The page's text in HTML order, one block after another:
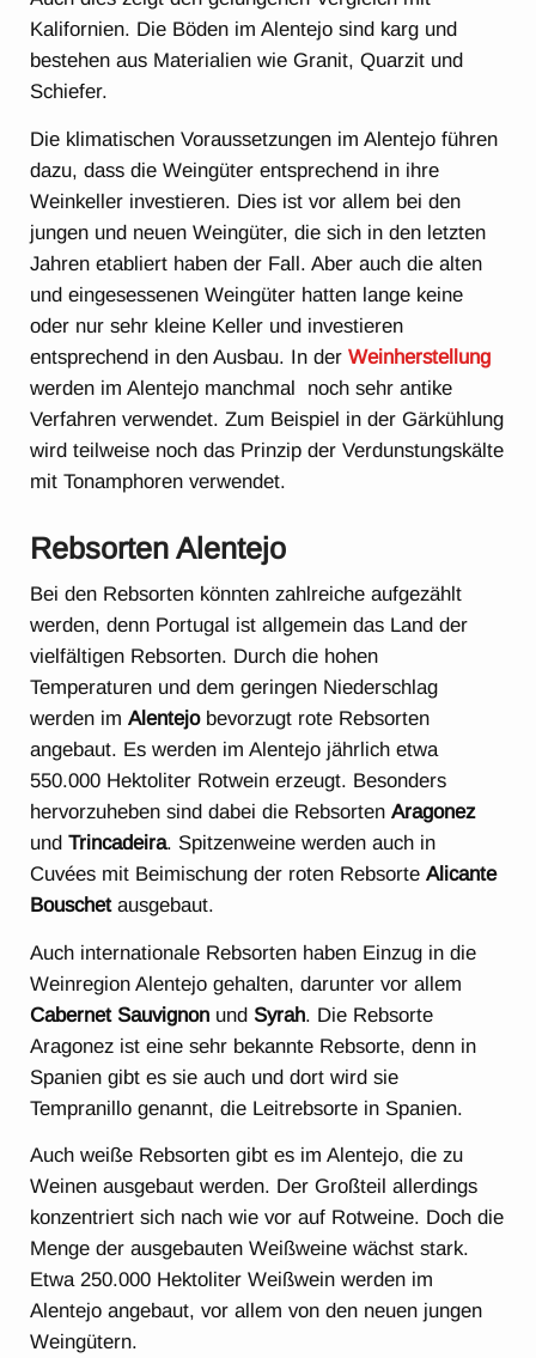
Kalifornien. Die Böden im Alentejo sind karg und
bestehen aus Materialien wie Granit, Quarzit und
Schiefer.
Die klimatischen Voraussetzungen im Alentejo führen
dazu, dass die Weingüter entsprechend in ihre
Weinkeller investieren. Dies ist vor allem bei den
jungen und neuen Weingüter, die sich in den letzten
Jahren etabliert haben der Fall. Aber auch die alten
und eingesessenen Weingüter hatten lange keine
oder nur sehr kleine Keller und investieren
entsprechend in den Ausbau. In derWeinherstellung
werden im Alentejo manchmal noch sehr antike
Verfahren verwendet. Zum Beispiel in der Gärkühlung
wird teilweise noch das Prinzip der Verdunstungskälte
mit Tonamphoren verwendet.
Rebsorten Alentejo
Bei den Rebsorten könnten zahlreiche aufgezählt
werden, denn Portugal ist allgemein das Land der
vielfältigen Rebsorten. Durch die hohen
Temperaturen und dem geringen Niederschlag
werden imAlentejobevorzugt rote Rebsorten
angebaut. Es werden im Alentejo jährlich etwa
550.000 Hektoliter Rotwein erzeugt. Besonders
hervorzuheben sind dabei die RebsortenAragonez
undTrincadeira. Spitzenweine werden auch in
Cuvées mit Beimischung der roten RebsorteAlicante
Bouschetausgebaut.
Auch internationale Rebsorten haben Einzug in die
Weinregion Alentejo gehalten, darunter vor allem
Cabernet Sauvignon und Syrah. Die Rebsorte
Aragonez ist eine sehr bekannte Rebsorte, denn in
Spanien gibt es sie auch und dort wird sie
Tempranillo genannt, die Leitrebsorte in Spanien.
Auch weiße Rebsorten gibt es im Alentejo, die zu
Weinen ausgebaut werden. Der Großteil allerdings
konzentriert sich nach wie vor auf Rotweine. Doch die
Menge der ausgebauten Weißweine wächst stark.
Etwa 250.000 Hektoliter Weißwein werden im
Alentejo angebaut, vor allem von den neuen jungen
Weingütern.